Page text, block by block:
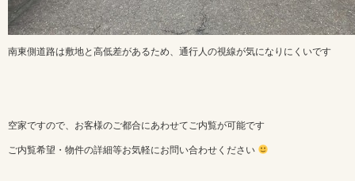
南東側道路は敷地と高低差があるため、通行人の視線が気になりにくいです
空家ですので、お客様のご都合にあわせてご内覧が可能です
ご内覧希望・物件の詳細等お気軽にお問い合わせください